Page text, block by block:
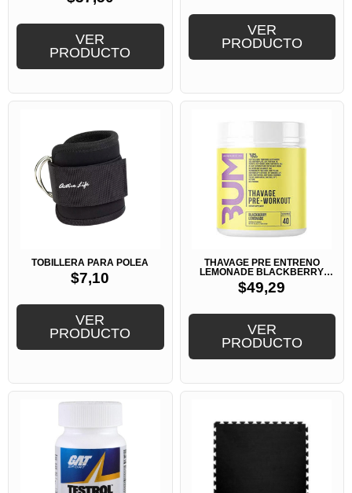
VER
PRODUCTO
VER
PRODUCTO
TOBILLERA PARA POLEA
$7,10
VER
PRODUCTO
THAVAGE PRE ENTRENO
LEMONADE BLACKBERRY
40SERV -RAW CBUM
$49,29
VER
PRODUCTO